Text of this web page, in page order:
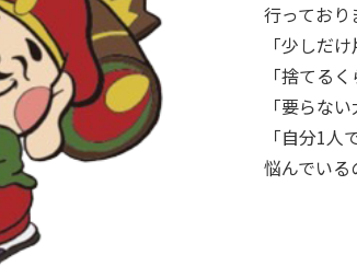
行っており
「少しだ
「捨てる
「要らな
「自分1人
悩んでいる